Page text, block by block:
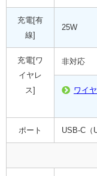
充電[有
線]
25W
充電[ワ
イヤレ
ス]
非対応
ワイ
ポート USB-C（